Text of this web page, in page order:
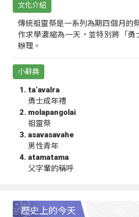
文化介紹
傳統祖靈祭是一系列為期四個月的
作求學濃縮為一天，並特別將「勇
辦理。
小辭典
ta‘avalra
勇士成年禮
molapangolai
祖靈祭
asavasavahe
男性青年
atamatama
父字輩的稱呼
歷史上的今天